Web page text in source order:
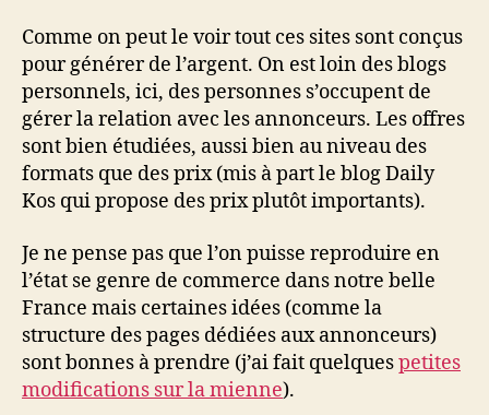
Comme on peut le voir tout ces sites sont conçus
pour générer de l’argent. On est loin des blogs
personnels, ici, des personnes s’occupent de
gérer la relation avec les annonceurs. Les offres
sont bien étudiées, aussi bien au niveau des
formats que des prix (mis à part le blog Daily
Kos qui propose des prix plutôt importants).
Je ne pense pas que l’on puisse reproduire en
l’état se genre de commerce dans notre belle
France mais certaines idées (comme la
structure des pages dédiées aux annonceurs)
sont bonnes à prendre (j’ai fait quelquespetites
modifications sur la mienne).